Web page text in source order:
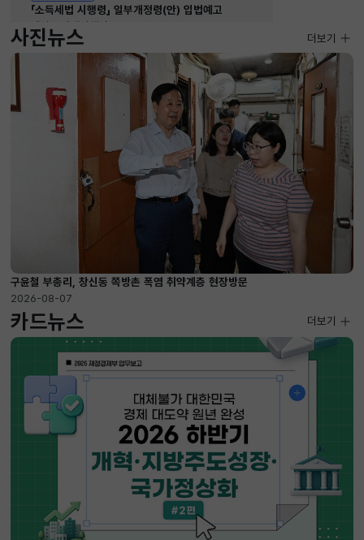
「소득세법 시행령」 일부개정령(안) 입법예고
재산소비세정책관
2026-08-07 ~ 2026-09-10
사진뉴스
구윤철 부총리, 창신동 쪽방촌 폭염 취약계층 현장방문
2026-08-07
사진뉴스
더보기
카드뉴스 더보기